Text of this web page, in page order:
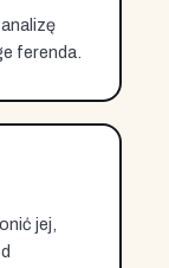
ferenda.
jej,